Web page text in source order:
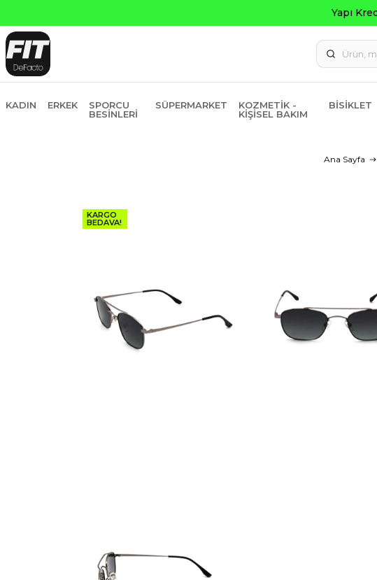
KADIN ERKEK
SPORCU
BESINLERI
SÜPERMARKET
KOZMETIK -
KIŞISEL BAKIM
BISIKLET
Ana Sayfa
KARGO
BEDAVA!